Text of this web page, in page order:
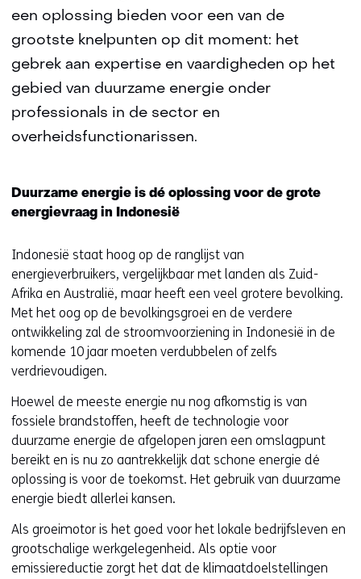
een oplossing bieden voor een van de
grootste knelpunten op dit moment: het
gebrek aan expertise en vaardigheden op het
gebied van duurzame energie onder
professionals in de sector en
overheidsfunctionarissen.
Duurzame energie is dé oplossing voor de grote
energievraag in Indonesië
Indonesië staat hoog op de ranglijst van
energieverbruikers, vergelijkbaar met landen als Zuid-
Afrika en Australië, maar heeft een veel grotere bevolking.
Met het oog op de bevolkingsgroei en de verdere
ontwikkeling zal de stroomvoorziening in Indonesië in de
komende 10 jaar moeten verdubbelen of zelfs
verdrievoudigen.
Hoewel de meeste energie nu nog afkomstig is van
fossiele brandstoffen, heeft de technologie voor
duurzame energie de afgelopen jaren een omslagpunt
bereikt en is nu zo aantrekkelijk dat schone energie dé
oplossing is voor de toekomst. Het gebruik van duurzame
energie biedt allerlei kansen.
Als groeimotor is het goed voor het lokale bedrijfsleven en
grootschalige werkgelegenheid. Als optie voor
emissiereductie zorgt het dat de klimaatdoelstellingen